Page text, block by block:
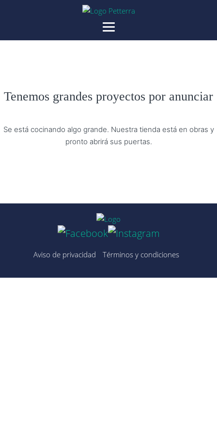
Tenemos grandes proyectos por anunciar
Se está cocinando algo grande. Nuestra tienda está en obras y
pronto abrirá sus puertas.
Aviso de privacidad Términos y condiciones